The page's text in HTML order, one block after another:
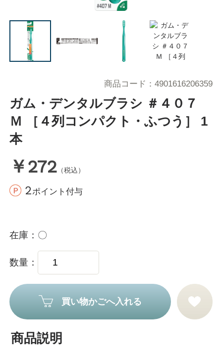
ガム・デンタルブラシ ＃４０７
Ｍ ［４列コンパクト・ふつう］ 1
本
￥272 （税込）
2ポイント付与
商品コード 4901616206359
在庫 〇
数量
買い物かごへ入れる
商品説明